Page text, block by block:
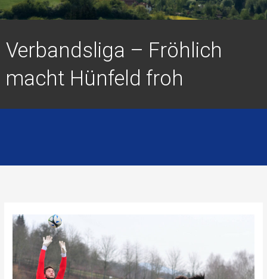
Verbandsliga – Fröhlich
macht Hünfeld froh